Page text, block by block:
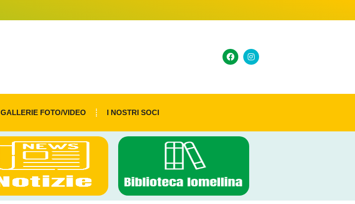
GALLERIE FOTO/VIDEO I NOSTRI SOCI